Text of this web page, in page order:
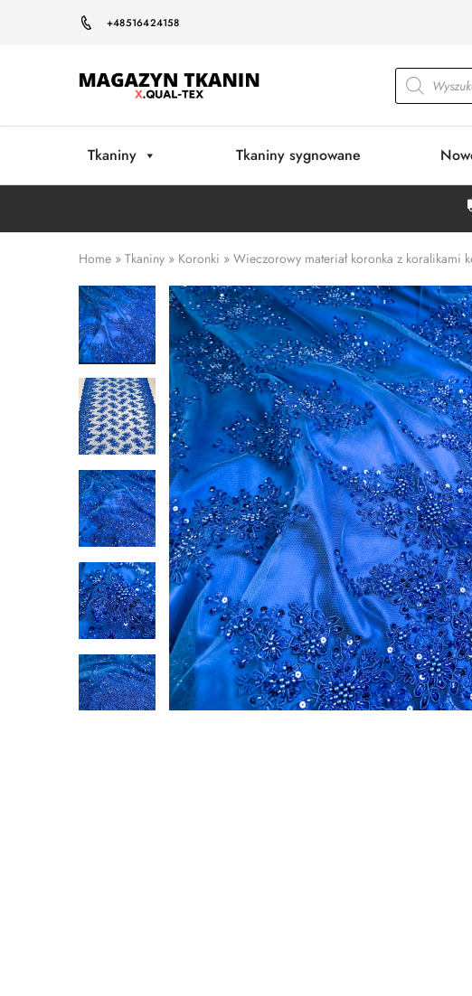
+48516424158
Magazyn
Tkaniny Tkaniny sygnowane
Home » Tkaniny » Koronki » Wieczorowy materiał koronka z koralikami